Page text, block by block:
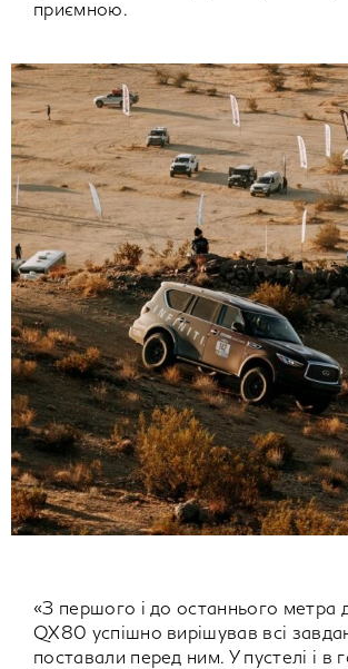
приємною.
«З першого і до останнього метра
QX80 успішно вирішував всі
поставали перед ним. У пустелі і в